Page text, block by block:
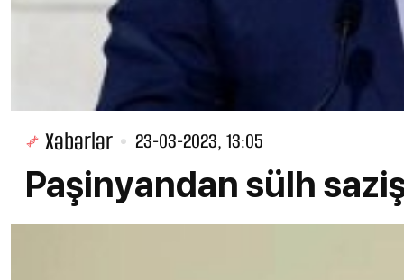
Xəbərlər 23-03-2023, 13:05
Paşinyandan sülh